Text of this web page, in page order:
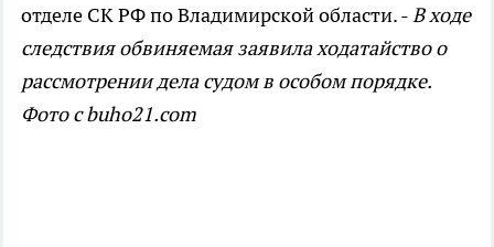
отделе СК РФ по Владимирской области. -В ходе
следствия обвиняемая заявила ходатайство о
рассмотрении дела судом в особом порядке.
Фото с buho21.com